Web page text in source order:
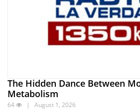
The Hidden Dance Between
Metabolism
64 | August 1, 2026